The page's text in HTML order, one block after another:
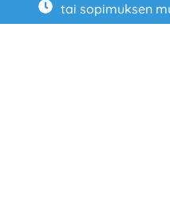
tai sopimuksen
Poikkeavat